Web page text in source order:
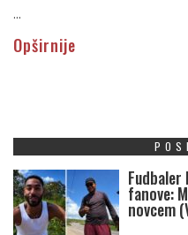
...
Opširnije
fanove:
novcem